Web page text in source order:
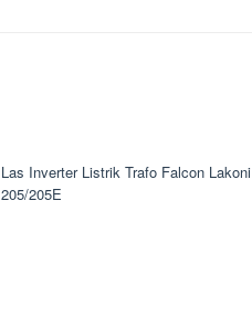
Las Inverter Listrik Trafo Falcon Lakoni
205/205E